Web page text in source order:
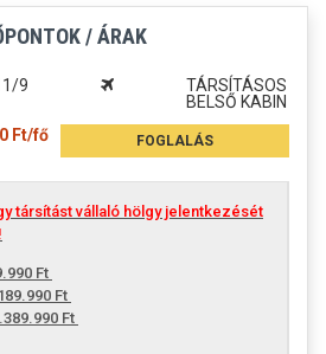
/ ÁRAK
9
TÁRSÍTÁSOS
BELSŐ KABIN
Ft/fő
FOGLALÁS
társítást vállaló hölgy jelentkezését
Ft
Ft
Ft